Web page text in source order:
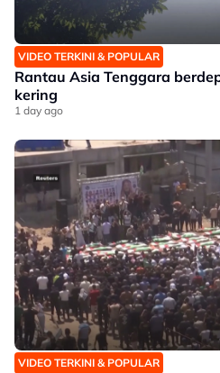
VIDEO TERKINI & POPULAR
Rantau Asia Tenggara
kering
1 day ago
VIDEO TERKINI & POPULAR